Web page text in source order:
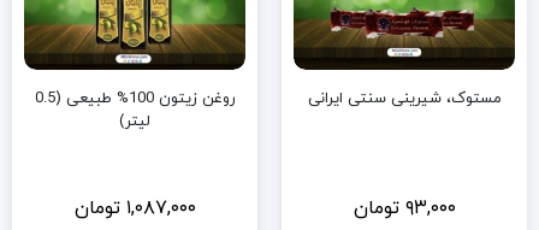
گرم
مستوک، شیرینی سنتی ایرانی
۹۳,۰۰۰ تومان
روغن زیتون 100% طبیعی (0.5
لیتر)
۱,۰۸۷,۰۰۰ تومان